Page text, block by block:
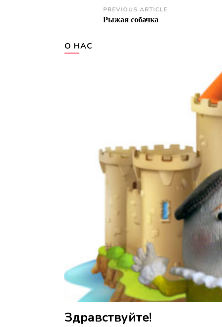
Post
Navigation
PREVIOUS ARTICLE
Рыжая собачка
О НАС
Здравствуйте!